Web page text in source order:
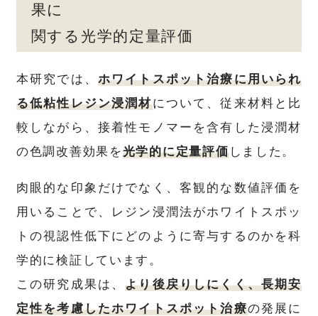
果に
関する光学的定量評価
本研究では、 ホワイトスポット治療に用いられ
る低粘性レジン浸潤材について、従来材料と比
較しながら、接着性モノマーを含有した浸潤材
の色調改善効果を光学的に定量評価しました。
肉眼的な印象だけでなく、客観的な数値評価を
用いることで、レジン浸潤法がホワイトスポッ
トの視認性低下にどのように寄与するのかを科
学的に検証しています。
この研究成果は、より後戻りしにくく、長期安
定性を考慮したホワイトスポット治療の発展に